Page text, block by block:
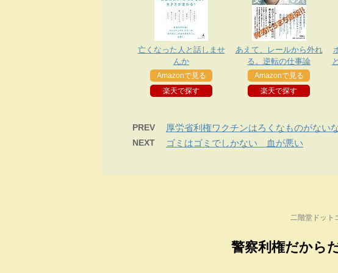
亡くなった人と話しませ
んか
Amazonで見る
楽天で探す
あえて、レールから外れ
る。逆転の仕事論
Amazonで見る
楽天で探す
PREV 厚労省利権ワクチンはろくなものがない
NEXT ゴミはゴミでしかない 血が悪い
二階堂ドット
警察利権だから